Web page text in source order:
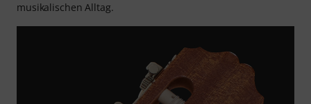
musikalischen Alltag.